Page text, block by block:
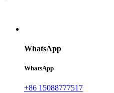
WhatsApp
WhatsApp
+86 15088777517